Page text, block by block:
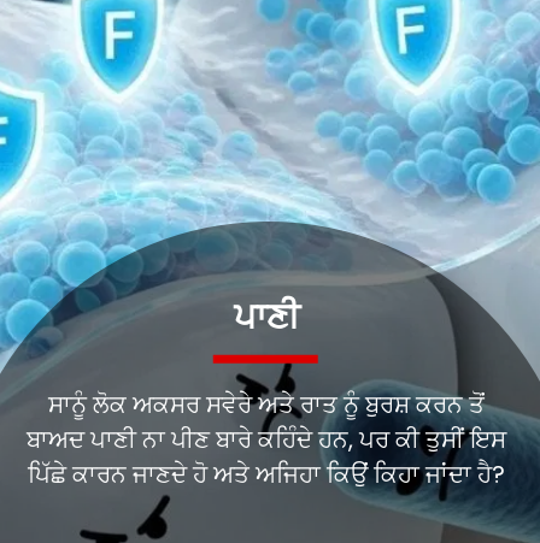
ਸਾਨੂੰ ਲੋਕ ਅਕਸਰ ਸਵੇਰੇ ਅਤੇ ਰਾਤ ਨੂੰ ਬੁਰਸ਼ ਕਰਨ ਤੋਂ
ਬਾਅਦ ਪਾਣੀ ਨਾ ਪੀਣ ਬਾਰੇ ਕਹਿੰਦੇ ਹਨ, ਪਰ ਕੀ ਤੁਸੀਂ ਇਸ
ਪਾਣੀ